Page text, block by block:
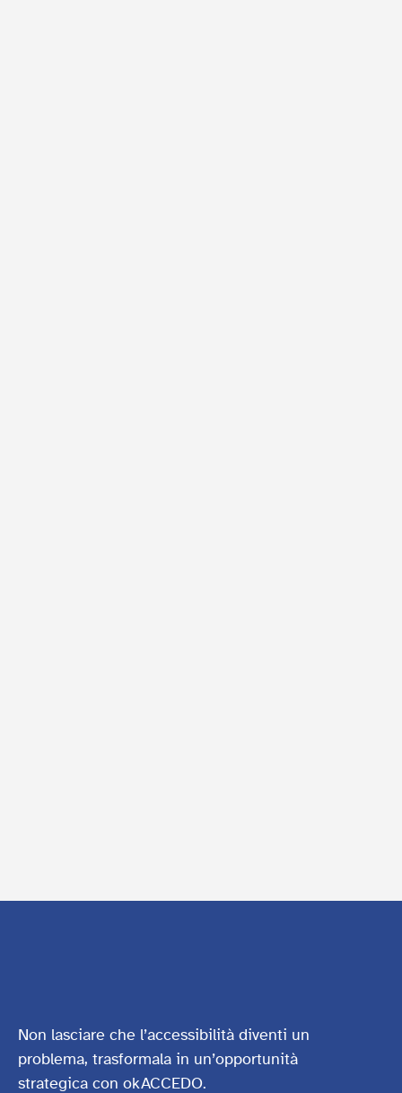
Non lasciare che l’accessibilità diventi un
problema, trasformala in un’opportunità
strategica con okACCEDO.